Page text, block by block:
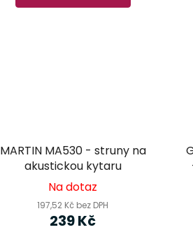
MARTIN MA530 - struny na
akustickou kytaru
Na dotaz
197,52 Kč bez DPH
239 Kč